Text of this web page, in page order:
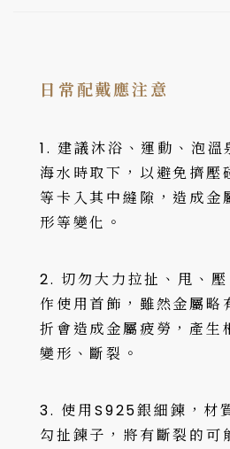
日常配戴應注意
1. 建議沐浴、運動、泡溫
海水時取下，以避免擠壓
等卡入其中縫隙，造成金
形等變化。
2. 切勿大力拉扯、甩、
作使用首飾，雖然金屬略
折會造成金屬疲勞，產生
變形、斷裂。
3. 使用S925銀細鍊，材
勾扯鍊子，將有斷裂的可